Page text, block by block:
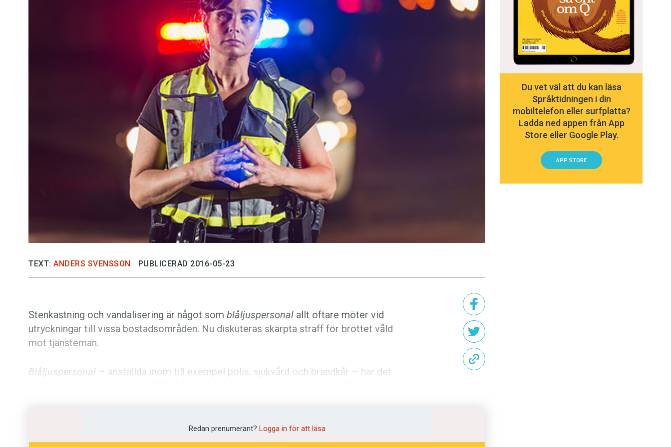
Kviss
Podden
Anmäl till språkpolisen
Föreslå nyord
Annonsera
Prenumerera
Läs Språktidningen digitalt
Press
TEXT: ANDERS SVENSSON PUBLICERAD 2016-05-23
Stenkastning och vandalisering är något som blåljuspersonal allt oftare möter vid
utryckningar till vissa bostadsområden. Nu diskuteras skärpta straff för brottet våld
mot tjänsteman.
Blåljuspersonal – anställda inom till exempel polis, sjukvård och brandkår – har det
Gotlands Allehanda berättar om ett förslag från Moderaterna som går ut på att
Redan prenumerant? Logga in för att läsa
Du vet väl att du kan läsa
Språktidningen i din
mobiltelefon eller surfplatta?
Ladda ned appen från App
Store eller Google Play.
APP STORE